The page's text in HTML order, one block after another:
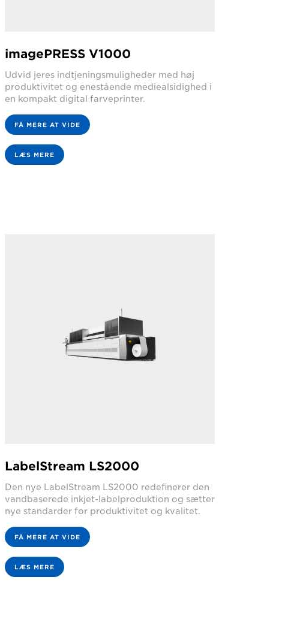
imagePRESS V1000
Udvid jeres indtjeningsmuligheder med høj
produktivitet og enestående mediealsidighed i
en kompakt digital farveprinter.
FÅ MERE AT VIDE
LÆS MERE
LabelStream LS2000
Den nye LabelStream LS2000 redefinerer den
vandbaserede inkjet-labelproduktion og sætter
nye standarder for produktivitet og kvalitet.
FÅ MERE AT VIDE
LÆS MERE